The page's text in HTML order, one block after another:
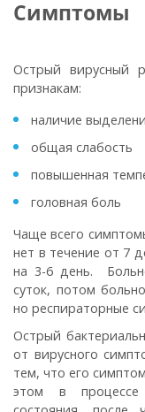
Симптомы
Острый вирусный
признакам:
наличие
общая слабость
повышенная
головная боль
Чаще всего
нет в течение от 7
на 3-6 день.
суток, потом
но респираторные
Острый
от вирусного
тем, что его
этом в процессе